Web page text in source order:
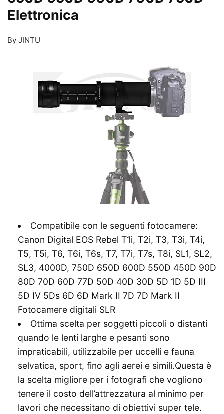
Elettronica
By JINTU
Compatibile con le seguenti fotocamere:
Canon Digital EOS Rebel T1i, T2i, T3, T3i, T4i,
T5, T5i, T6, T6i, T6s, T7, T7i, T7s, T8i, SL1, SL2,
SL3, 4000D, 750D 650D 600D 550D 450D 90D
80D 70D 60D 77D 50D 40D 30D 5D 1D 5D III
5D IV 5Ds 6D 6D Mark II 7D 7D Mark II
Fotocamere digitali SLR
Ottima scelta per soggetti piccoli o distanti
quando le lenti larghe e pesanti sono
impraticabili, utilizzabile per uccelli e fauna
selvatica, sport, fino agli aerei e simili.Questa è
la scelta migliore per i fotografi che vogliono
tenere il costo dell’attrezzatura al minimo per
lavori che necessitano di obiettivi super tele.